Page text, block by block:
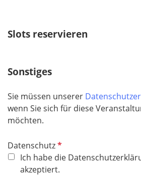
Slots reservieren
Sonstiges
Sie müssen unserer
wenn Sie sich für diese
möchten.
DatenschutzP
f
l
Ich habe die
akzeptiert.